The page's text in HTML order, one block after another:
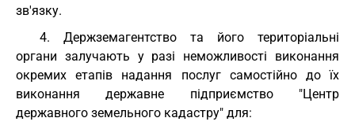
зв'язку.
4. Держземагентство та його територіальні
органи залучають у разі неможливості виконання
окремих етапів надання послуг самостійно до їх
виконання державне підприємство "Центр
державного земельного кадастру" для: